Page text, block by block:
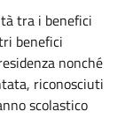
tra i benefici
benefici
nonché
riconosciuti
scolastico